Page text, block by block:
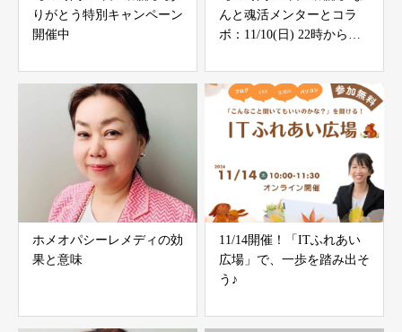
りがとう特別キャンペーン
開催中
んと魂活メンターとコラ
ボ：11/10(日) 22時から
ンペーンあり
ホメオパシーレメディの効
果と意味
11/14開催！「ITふれあい
広場」で、一歩を踏み出そ
う♪